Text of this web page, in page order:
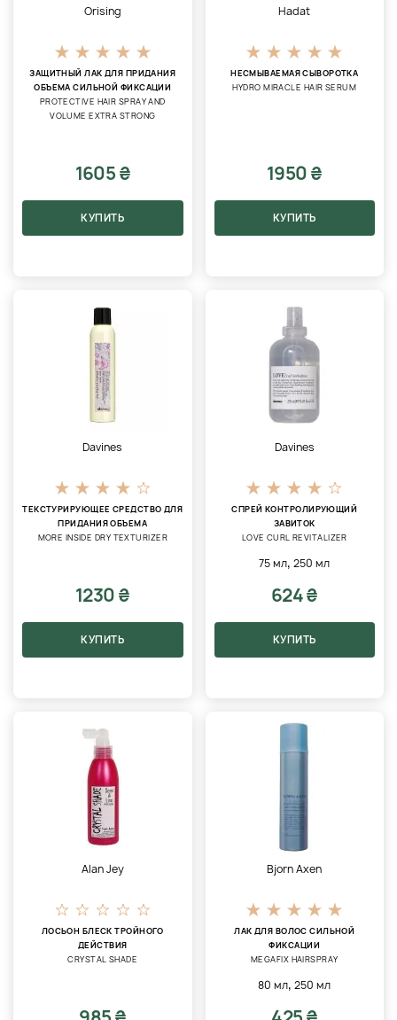
Orising
ЗАЩИТНЫЙ ЛАК ДЛЯ ПРИДАНИЯ
ОБЪЕМА СИЛЬНОЙ ФИКСАЦИИ
PROTECTIVE HAIR SPRAY AND
VOLUME EXTRA STRONG
1605 ₴
КУПИТЬ
Hadat
НЕСМЫВАЕМАЯ СЫВОРОТКА
HYDRO MIRACLE HAIR SERUM
1950 ₴
КУПИТЬ
Davines
ТЕКСТУРИРУЮЩЕЕ СРЕДСТВО ДЛЯ
ПРИДАНИЯ ОБЪЕМА
MORE INSIDE DRY TEXTURIZER
1230 ₴
КУПИТЬ
Davines
СПРЕЙ КОНТРОЛИРУЮЩИЙ
ЗАВИТОК
LOVE CURL REVITALIZER
75 мл,250 мл
624 ₴
КУПИТЬ
Alan Jey
ЛОСЬОН БЛЕСК ТРОЙНОГО
ДЕЙСТВИЯ
CRYSTAL SHADE
Bjorn Axen
ЛАК ДЛЯ ВОЛОС СИЛЬНОЙ
ФИКСАЦИИ
MEGAFIX HAIRSPRAY
80 мл,250 мл